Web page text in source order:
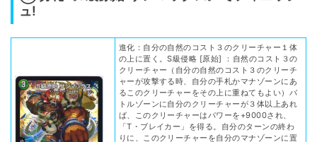
ュ!
進化：自分の自然のコスト３のクリーチャー１体
の上に置く。S級侵略 [原始] ：自然のコスト３の
クリーチャー（自分の自然のコスト３のクリーチ
ャーが攻撃する時、自分の手札かマナゾーンにあ
るこのクリーチャーをその上に重ねてもよい）バ
トルゾーンに自分のクリーチャーが３体以上あれ
ば、このクリーチャーはパワーを+9000され、
「T・ブレイカー」を得る。自分のターンの終わ
りに、このクリーチャーを自分のマナゾーンに置